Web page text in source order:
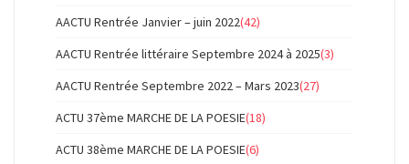
AACTU Rentrée Janvier – juin 2022(42)
AACTU Rentrée littéraire Septembre 2024 à 2025(3)
AACTU Rentrée Septembre 2022 – Mars 2023(27)
ACTU 37ème MARCHE DE LA POESIE(18)
ACTU 38ème MARCHE DE LA POESIE(6)